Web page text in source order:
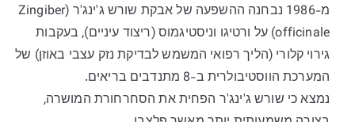
מ-1986 נבחנה ההשפעה של אבקת שורש ג'ינג'ר (Zingiber
officinale) על ורטיגו וניסטיגמוס (ריצוד עיניים), בעקבות
גירוי קלורי (הליך רפואי המשמש לבדיקת נזק עצבי באוזן) של
המערכת הווסטיבולרית ב-8 מתנדבים בריאים.
נמצא כי שורש ג'ינג'ר הפחית את הסחרחורת המושרה,